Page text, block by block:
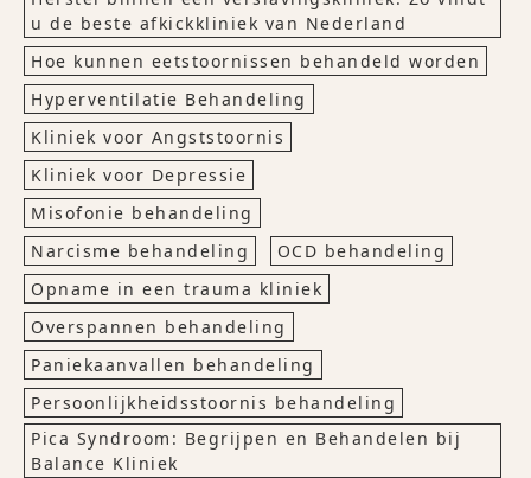
u de beste afkickkliniek van Nederland
Hoe kunnen eetstoornissen behandeld worden
Hyperventilatie Behandeling
Kliniek voor Angststoornis
Kliniek voor Depressie
Misofonie behandeling
Narcisme behandeling
OCD behandeling
Opname in een trauma kliniek
Overspannen behandeling
Paniekaanvallen behandeling
Persoonlijkheidsstoornis behandeling
Pica Syndroom: Begrijpen en Behandelen bij
Balance Kliniek